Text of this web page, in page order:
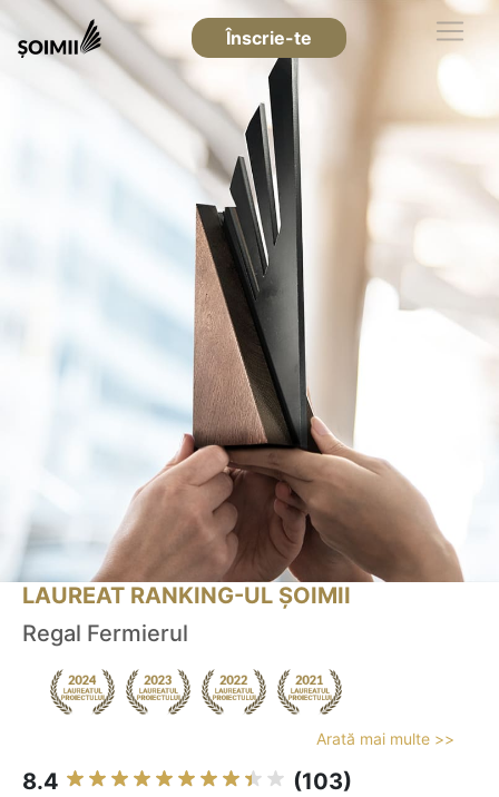
Înscrie-te
LAUREAT RANKING-UL ȘOIMII
Regal Fermierul
Arată mai multe >>
8.4 (103)